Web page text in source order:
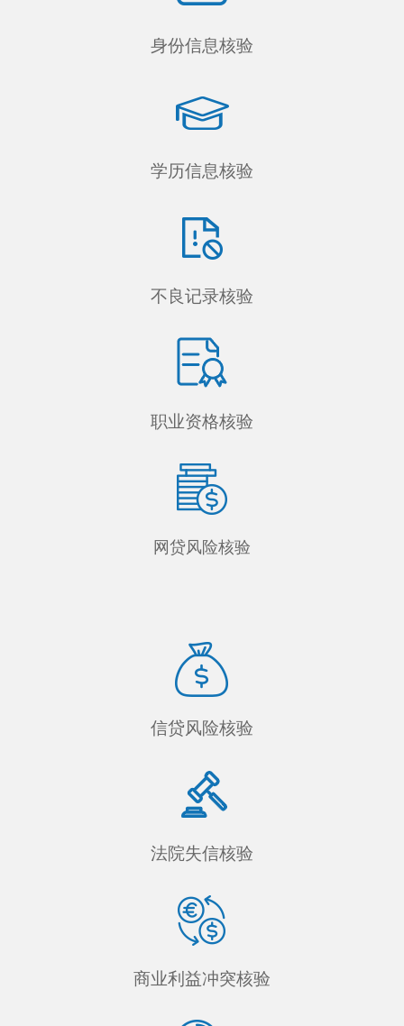
身份信息核验
学历信息核验
不良记录核验
职业资格核验
网贷风险核验
信贷风险核验
法院失信核验
商业利益冲突核验